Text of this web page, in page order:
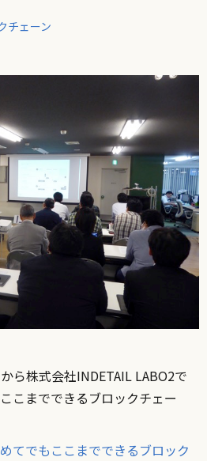
チェーン
ら株式会社INDETAIL LABO2で
こまでできるブロックチェー
てでもここまでできるブロック